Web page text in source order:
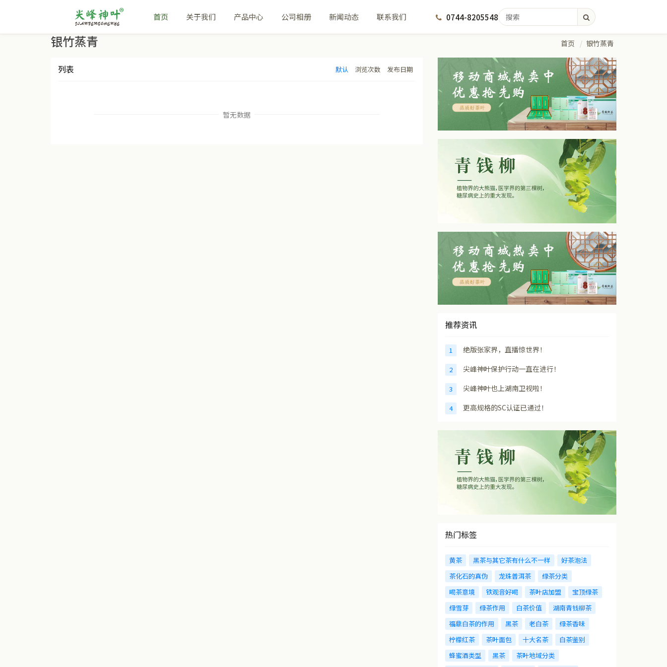
首页 关于我们 产品中心 公司相册 新闻动态 联系我们 0744-8205548
银竹蒸青 首页 银竹蒸青
列表 默认 浏览次数 发布日期
暂无数据
推荐资讯
1 绝版张家界，直播惊世界！
2 尖峰神叶保护行动一直在进行！
3 尖峰神叶也上湖南卫视啦！
4 更高规格的SC认证已通过！
热门标签
黄茶 黑茶与其它茶有什么不一样
好茶泡法
茶化石的真伪
龙珠普洱茶
绿茶分类
喝茶意境
铁观音好喝 茶叶店加盟
宝顶绿茶
绿雪芽
绿茶作用 白茶价值
湖南青钱柳茶
福鼎白茶的作用
黑茶 老白茶
绿茶香味
柠檬红茶
茶叶面包 十大名茶
白茶鉴别
蜂蜜酒类型
黑茶
茶叶地域分类